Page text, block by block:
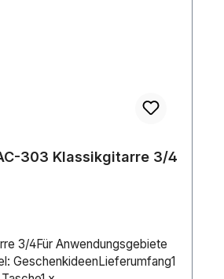
303 Klassikgitarre 3/4
3/4Für Anwendungsgebiete
GeschenkideenLieferumfang1